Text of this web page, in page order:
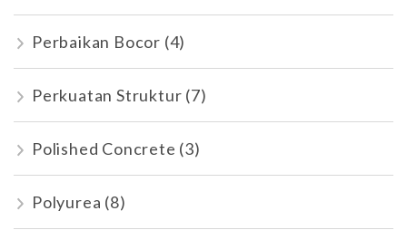
Perbaikan Bocor (4)
Perkuatan Struktur (7)
Polished Concrete (3)
Polyurea (8)